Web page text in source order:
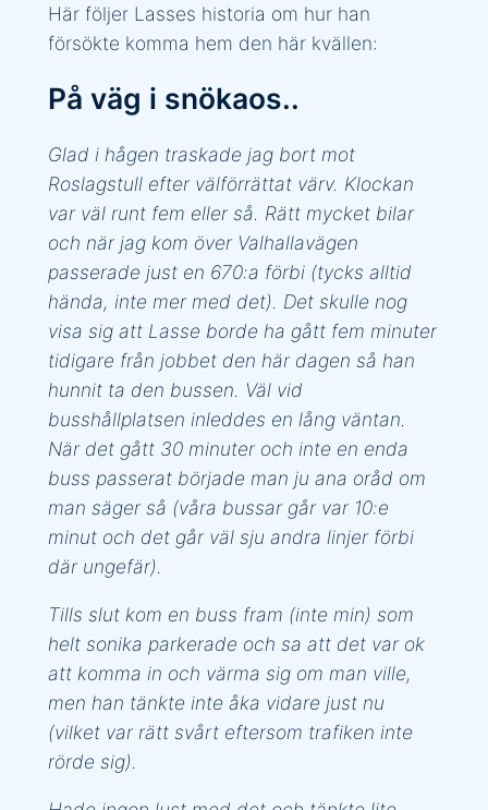
Här följer Lasses historia om hur han
försökte komma hem den här kvällen:
På väg i snökaos..
Glad i hågen traskade jag bort mot
Roslagstull efter välförrättat värv. Klockan
var väl runt fem eller så. Rätt mycket bilar
och när jag kom över Valhallavägen
passerade just en 670:a förbi (tycks alltid
hända, inte mer med det). Det skulle nog
visa sig att Lasse borde ha gått fem minuter
tidigare från jobbet den här dagen så han
hunnit ta den bussen. Väl vid
busshållplatsen inleddes en lång väntan.
När det gått 30 minuter och inte en enda
buss passerat började man ju ana oråd om
man säger så (våra bussar går var 10:e
minut och det går väl sju andra linjer förbi
där ungefär).
Tills slut kom en buss fram (inte min) som
helt sonika parkerade och sa att det var ok
att komma in och värma sig om man ville,
men han tänkte inte åka vidare just nu
(vilket var rätt svårt eftersom trafiken inte
rörde sig).